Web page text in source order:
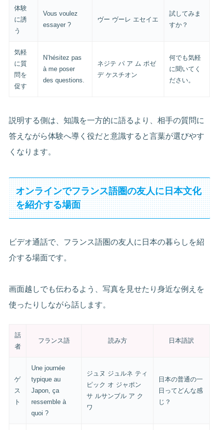
体験
に誘
う
Vous voulez
essayer ?
ヴー ヴーレ エセイエ
試してみま
すか？
気軽
に質
問を
促す
N’hésitez pas
à me poser
des questions.
ネジテ パ ア ム ポゼ
デ ケスチオン
何でも気軽
に聞いてく
ださい。
説明する側は、知識を一方的に語るより、相手の質問に
答えながら体験へ導く役だと意識すると言葉が選びやす
くなります。
オンラインでフランス語圏の友人に日本文化
を紹介する場面
ビデオ通話で、フランス語圏の友人に日本の暮らしを紹
介する場面です。
画面越しでも伝わるよう、写真を見せたり身近な例えを
使ったりしながら話します。
話
者
フランス語 読み方 日本語訳
ゲ
ス
ト
Une journée
typique au
Japon, ça
ressemble à
quoi ?
ジュヌ ジュルネ ティ
ピック オ ジャポン
サ ルサンブル ア ク
ワ
日本の普通の一
日ってどんな感
じ？